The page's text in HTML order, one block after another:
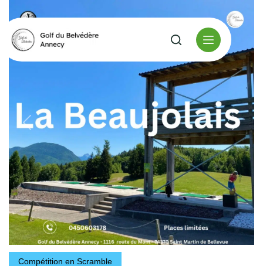
Compétition en Scramble